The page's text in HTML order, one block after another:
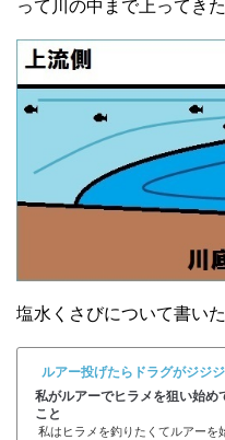
って川の中まで上ってき
塩水くさびについて書い
ルアー投げたらドラグがジジジ
私がルアーでヒラメを狙い始め
こと
私はヒラメを釣りたくてルアーを